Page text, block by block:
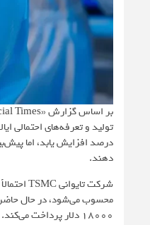
بر اساس گزارش«Commercial Times»
درصد افزایش یابد، اما
دهند.
18000 دلار پرداخت می‌کند. با اعمال تعرفه‌ها، ممکن است قیمت این ویفرها به حدود 20000 تا 23000 دلار افزایش یابد.